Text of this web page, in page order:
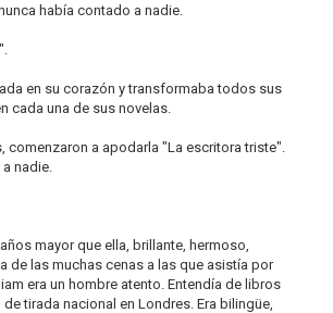
había contado a nadie.
en su corazón y transformaba todos sus
cada una de sus novelas.
a apodarla "La escritora triste".
nadie.
mayor que ella, brillante, hermoso,
de las muchas cenas a las que asistía por
era un hombre atento. Entendía de libros
tirada nacional en Londres. Era bilingüe,